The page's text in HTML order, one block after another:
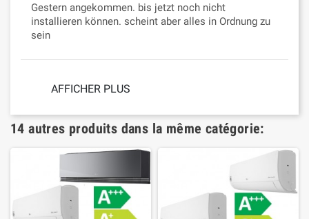
Gestern angekommen. bis jetzt noch nicht
installieren können. scheint aber alles in Ordnung zu
sein
AFFICHER PLUS
14 autres produits dans la même catégorie: